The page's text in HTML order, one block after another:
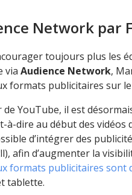
Network par
toujours plus les
via Audience Network,
formats publicitaires sur
de YouTube, il est
à-dire au début des
d’intégrer des
afin d’augmenter la
formats publicitaires sont
tablette.